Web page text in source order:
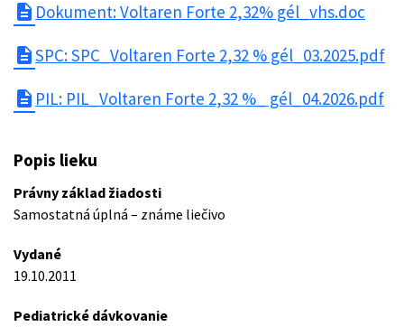
description Dokument: Voltaren Forte 2,32% gél_vhs.doc
descriptionSPC: SPC_Voltaren Forte 2,32 % gél_03.2025.pdf
description PIL: PIL_Voltaren Forte 2,32 %_ gél_04.2026.pdf
Popis lieku
Právny základ žiadosti
Samostatná úplná – známe liečivo
Vydané
19.10.2011
Pediatrické dávkovanie